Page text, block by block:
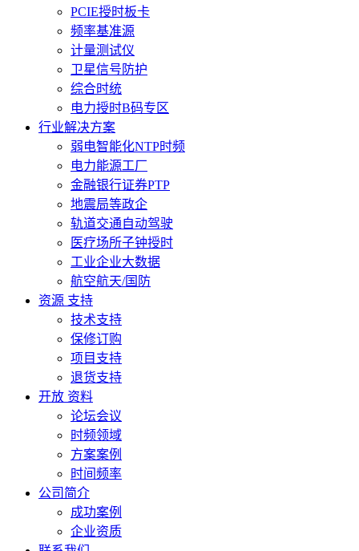
PCIE授时板卡
频率基准源
计量测试仪
卫星信号防护
综合时统
电力授时B码专区
行业解决方案
弱电智能化NTP时频
电力能源工厂
金融银行证券PTP
地震局等政企
轨道交通自动驾驶
医疗场所子钟授时
工业企业大数据
航空航天/国防
资源 支持
技术支持
保修订购
项目支持
退货支持
开放 资料
论坛会议
时频领域
方案案例
时间频率
公司简介
成功案例
企业资质